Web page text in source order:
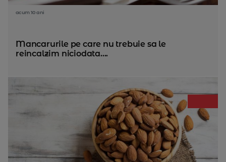
acum 10 ani
Mancarurile pe care nu trebuie sa le
reincalzim niciodata....